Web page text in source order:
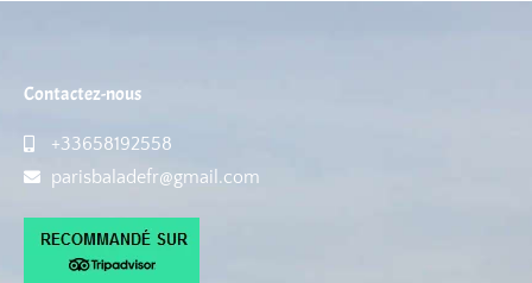
Contactez-nous
+33658192558
parisbaladefr@gmail.com